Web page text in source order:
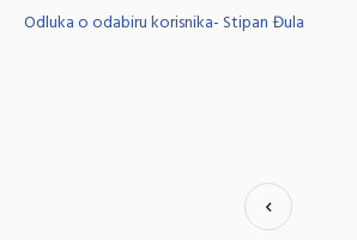
Odluka o odabiru korisnika- Stipan Đula